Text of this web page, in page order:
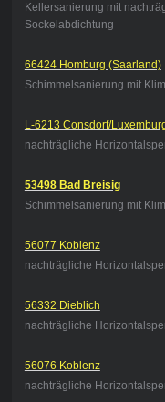
Kellersanierung mit
Sockelabdichtung
66424 Homburg (Saarland)
Schimmelsanierung mit
L-6213 Consdorf/
nachträgliche
53498 Bad Breisig
Schimmelsanierung mit
56077 Koblenz
nachträgliche
56332 Dieblich
nachträgliche
56076 Koblenz
nachträgliche